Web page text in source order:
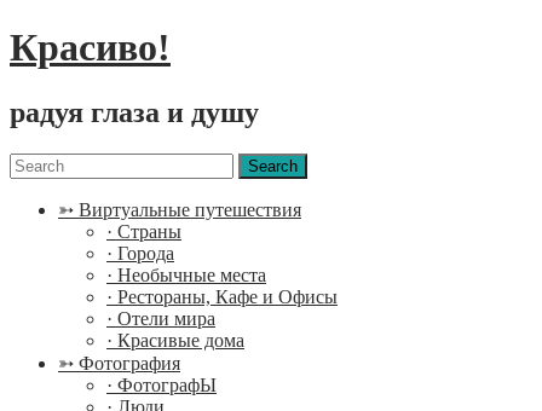
Красиво!
радуя глаза и душу
Menu
Search
for:
➳ Виртуальные путешествия
· Страны
· Города
· Необычные места
· Рестораны, Кафе и Офисы
· Отели мира
· Красивые дома
➳ Фотография
· ФотографЫ
· Люди